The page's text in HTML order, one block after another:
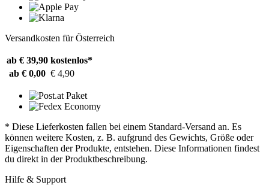
Versandkosten für Österreich
ab € 39,90 kostenlos*
ab € 0,00 € 4,90
* Diese Lieferkosten fallen bei einem Standard-Versand an. Es
können weitere Kosten, z. B. aufgrund des Gewichts, Größe oder
Eigenschaften der Produkte, entstehen. Diese Informationen findest
du direkt in der Produktbeschreibung.
Hilfe & Support